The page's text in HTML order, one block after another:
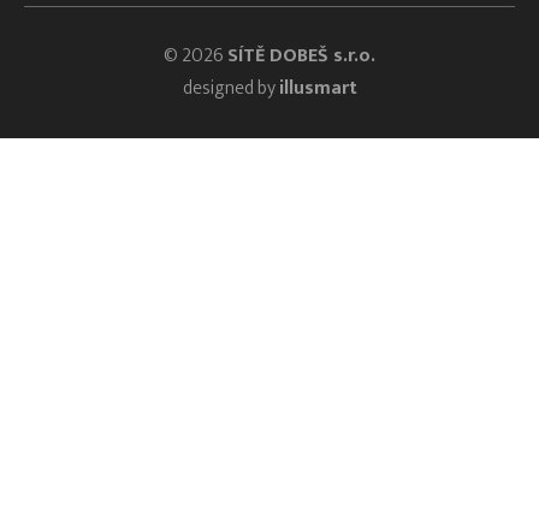
© 2026SÍTĚ DOBEŠ s.r.o.
designed byillusmart